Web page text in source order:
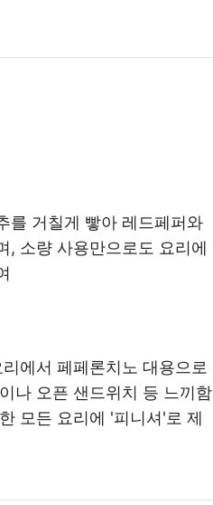
를 거칠게 빻아 레드페퍼와
, 소량 사용만으로도 요리에
에서 페페론치노 대용으로
나 오픈 샌드위치 등 느끼함
모든 요리에 '피니셔'로 제